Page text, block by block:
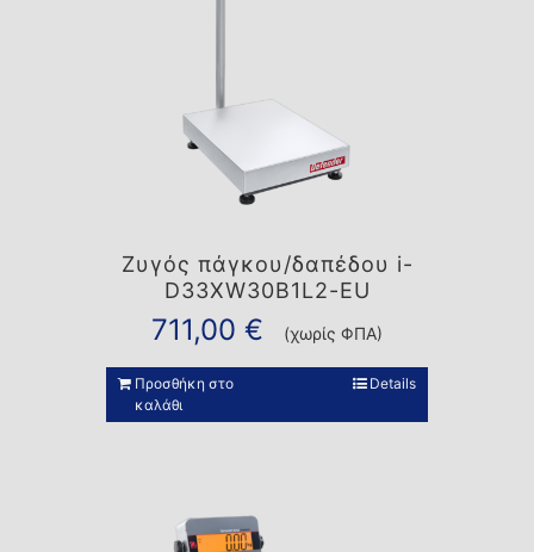
Ζυγός πάγκου/δαπέδου i-
D33XW30B1L2-EU
711,00 € (χωρίς ΦΠΑ)
Προσθήκη στο
καλάθι
Details